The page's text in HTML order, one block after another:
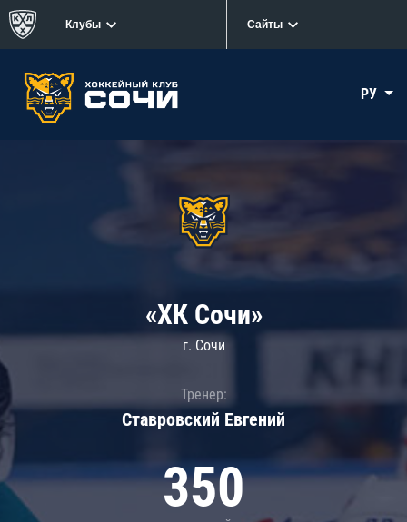
Клубы Сайты
РУ
«ХК Сочи»
г. Сочи
Тренер:
Ставровский Евгений
350